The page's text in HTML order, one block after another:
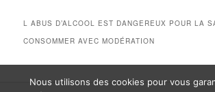
L ABUS D’ALCOOL EST DANGEREUX POUR LA
CONSOMMER AVEC MODÉRATION
Nous utilisons des cookies pour vous